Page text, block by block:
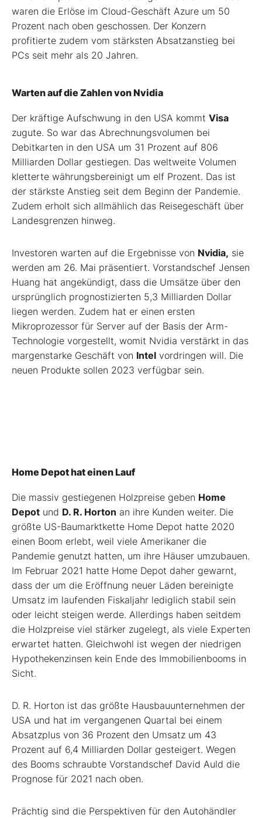
waren die Erlöse im Cloud-Geschäft Azure um 50
Prozent nach oben geschossen. Der Konzern
profitierte zudem vom stärksten Absatzanstieg bei
PCs seit mehr als 20 Jahren.
Warten auf die Zahlen von Nvidia
Der kräftige Aufschwung in den USA kommt Visa
zugute. So war das Abrechnungsvolumen bei
Debitkarten in den USA um 31 Prozent auf 806
Milliarden Dollar gestiegen. Das weltweite Volumen
kletterte währungsbereinigt um elf Prozent. Das ist
der stärkste Anstieg seit dem Beginn der Pandemie.
Zudem erholt sich allmählich das Reisegeschäft über
Landesgrenzen hinweg.
Investoren warten auf die Ergebnisse von Nvidia, sie
werden am 26. Mai präsentiert. Vorstandschef Jensen
Huang hat angekündigt, dass die Umsätze über den
ursprünglich prognostizierten 5,3 Milliarden Dollar
liegen werden. Zudem hat er einen ersten
Mikroprozessor für Server auf der Basis der Arm-
Technologie vorgestellt, womit Nvidia verstärkt in das
margenstarke Geschäft von Intel vordringen will. Die
neuen Produkte sollen 2023 verfügbar sein.
Home Depot hat einen Lauf
Die massiv gestiegenen Holzpreise geben Home
Depot und D. R. Horton an ihre Kunden weiter. Die
größte US-Baumarktkette Home Depot hatte 2020
einen Boom erlebt, weil viele Amerikaner die
Pandemie genutzt hatten, um ihre Häuser umzubauen.
Im Februar 2021 hatte Home Depot daher gewarnt,
dass der um die Eröffnung neuer Läden bereinigte
Umsatz im laufenden Fiskaljahr lediglich stabil sein
oder leicht steigen werde. Allerdings haben seitdem
die Holzpreise viel stärker zugelegt, als viele Experten
erwartet hatten. Gleichwohl ist wegen der niedrigen
Hypothekenzinsen kein Ende des Immobilienbooms in
Sicht.
D. R. Horton ist das größte Hausbauunternehmen der
USA und hat im vergangenen Quartal bei einem
Absatzplus von 36 Prozent den Umsatz um 43
Prozent auf 6,4 Milliarden Dollar gesteigert. Wegen
des Booms schraubte Vorstandschef David Auld die
Prognose für 2021 nach oben.
Prächtig sind die Perspektiven für den Autohändler